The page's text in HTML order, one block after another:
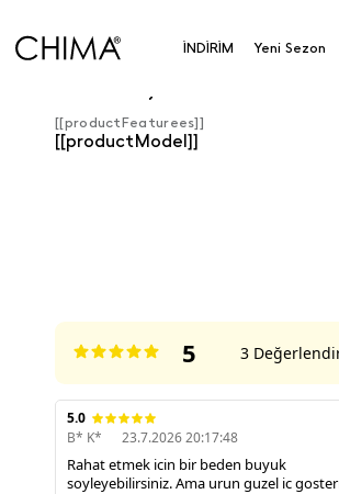
İNDİRİM Yeni Sezon
[[productFeaturees]]
[[productModel]]
5 3
5.0
B* K*
23.7.2026 20:17:48
Rahat etmek icin bir beden buyuk
soyleyebilirsiniz. Ama urun guzel ic